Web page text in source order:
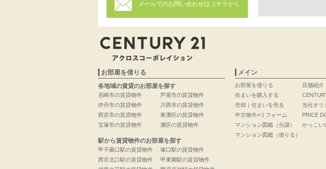
メールでのお問い合わせはコチラから
お部屋を借りる
各地域の賃貸のお部屋を探す
尼崎市の賃貸物件
伊丹市の賃貸物件
西宮市の賃貸物件
宝塚市の賃貸物件
芦屋市の賃貸物件
川西市の賃貸物件
東灘区の賃貸物件
灘区の賃貸物件
駅から賃貸物件のお部屋を探す
甲子園口駅の賃貸物件
西宮北口駅の賃貸物件
塚口駅の賃貸物件
甲東園駅の賃貸物件
メイン
お部屋を借りる
住まいを購入する
売却｜住まいを売る
中古物件×リフォーム
マンション図鑑（分譲）
マンション図鑑（借りる）
店舗紹介
当社オリ
PRICE
かっこい